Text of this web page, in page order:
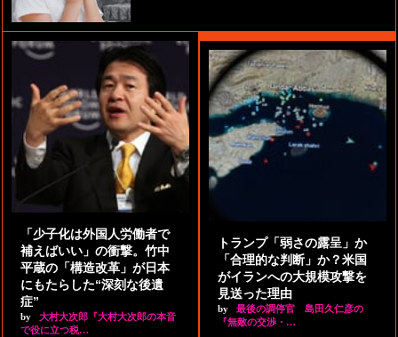
「少子化は外国人労働者で
補えばいい」の衝撃。竹中
平蔵の「構造改革」が日本
にもたらした“深刻な後遺
症”
by
大村大次郎『大村大次郎の本音
で役に立つ税…
トランプ「弱さの露呈」か
「合理的な判断」か？米国
がイランへの大規模攻撃を
見送った理由
by
最後の調停官 島田久仁彦の
『無敵の交渉・…